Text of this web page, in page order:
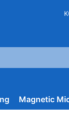
automatisch
Magnetic